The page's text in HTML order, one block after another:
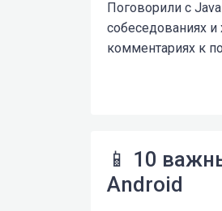
Поговорили с
собеседованиях
комментариях к
📱 10
Android